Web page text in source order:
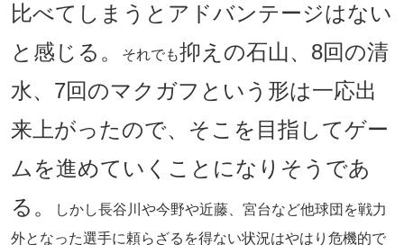
比べてしまうとアドバンテージはない
と感じる。
それでも抑えの石山、8回の清
水、7回のマクガフという形は一応出
来上がったので、そこを目指してゲー
ムを進めていくことになりそうであ
る。
しかし長谷川や今野や近藤、宮台など他球団を戦力
外となった選手に頼らざるを得ない状況はやはり危機的で